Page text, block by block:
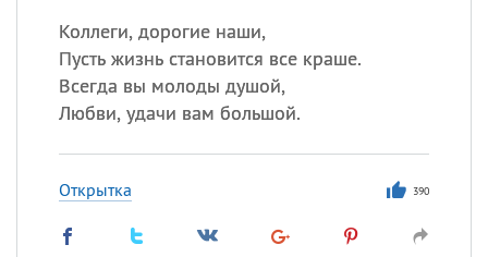
Коллеги, дорогие наши,
Пусть жизнь становится все краше.
Всегда вы молоды душой,
Любви, удачи вам большой.
Открытка 390